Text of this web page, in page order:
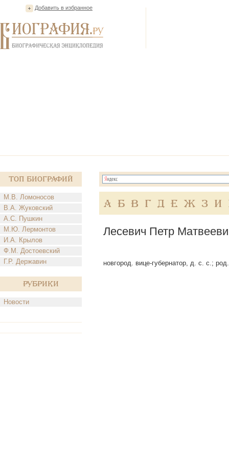
Добавить в избранное
Топ Биографий
М.В. Ломоносов
В.А. Жуковский
А.С. Пушкин
М.Ю. Лермонтов
И.А. Крылов
Ф.М. Достоевский
Г.Р. Державин
Рубрики
Новости
А Б В Г Д Е Ж З И
Лесевич Петр
новгород. вице-губернатор, д. с. с.;